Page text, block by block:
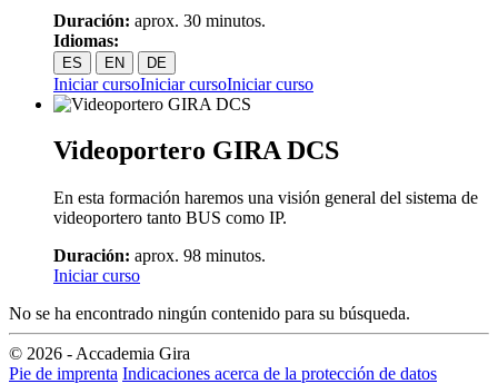
Duración: aprox. 30 minutos.
Idiomas:
ES EN DE
Iniciar cursoIniciar cursoIniciar curso
Videoportero GIRA DCS
En esta formación haremos una visión general del sistema de
videoportero tanto BUS como IP.
Duración: aprox. 98 minutos.
Iniciar curso
No se ha encontrado ningún contenido para su búsqueda.
© 2026 - Accademia Gira
Pie de imprenta Indicaciones acerca de la protección de datos